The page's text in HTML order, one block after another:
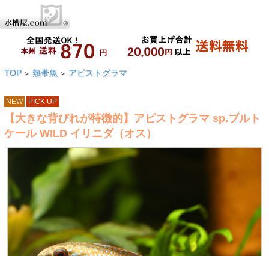
TOP > 熱帯魚 > アピストグラマ
NEW PICK UP
【大きな背びれが特徴的】アピストグラマ sp.ブルト
ケール WILD イリニダ（オス）